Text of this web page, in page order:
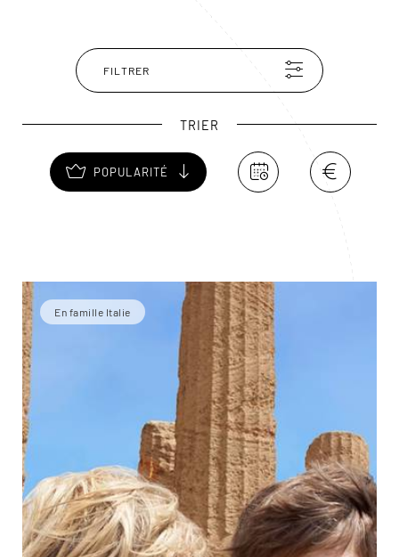
FILTRER
TRIER
POPULARITÉ
En famille Italie